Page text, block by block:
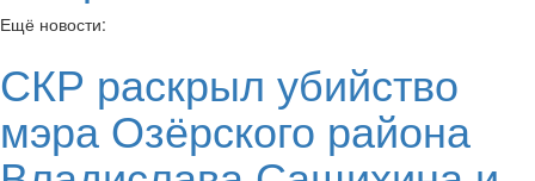
Ещё новости:
СКР раскрыл убийство
мэра Озёрского района